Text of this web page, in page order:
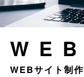
WEB
WEBサイト制作